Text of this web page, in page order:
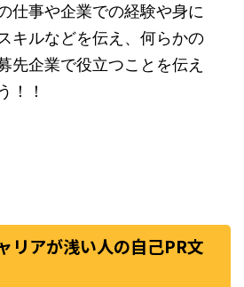
仕事や企業での経験や身に
キルなどを伝え、何らかの
先企業で役立つことを伝え
！！
リアが浅い人の自己PR文